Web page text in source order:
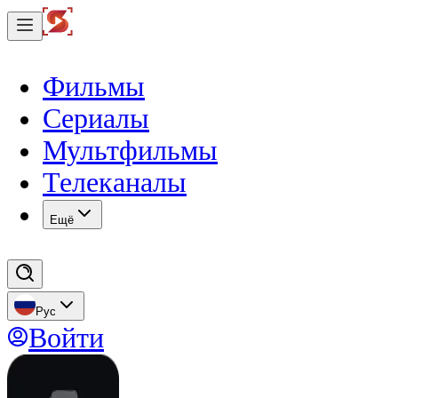
Фильмы
Сериалы
Мультфильмы
Телеканалы
Eщё
Рус
Войти